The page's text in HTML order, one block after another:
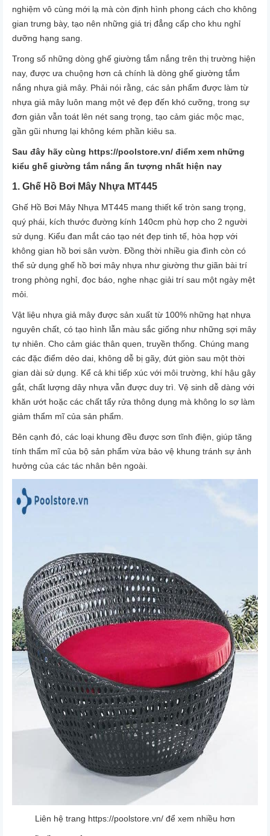
nghiệm vô cùng mới lạ mà còn định hình phong cách cho không
gian trưng bày, tạo nên những giá trị đẳng cấp cho khu nghỉ
dưỡng hạng sang.
Trong số những dòng ghế giường tắm nắng trên thị trường hiện
nay, được ưa chuộng hơn cả chính là dòng ghế giường tắm
nắng nhựa giả mây. Phải nói rằng, các sản phẩm được làm từ
nhựa giả mây luôn mang một vẻ đẹp đến khó cưỡng, trong sự
đơn giản vẫn toát lên nét sang trọng, tạo cảm giác mộc mạc,
gần gũi nhưng lại không kém phần kiêu sa.
Sau đây hãy cùng https://poolstore.vn/ điểm xem những
kiểu ghế giường tắm nắng ấn tượng nhất hiện nay
1. Ghế Hồ Bơi Mây Nhựa MT445
Ghế Hồ Bơi Mây Nhựa MT445 mang thiết kế tròn sang trọng,
quý phái, kích thước đường kính 140cm phù hợp cho 2 người
sử dụng. Kiểu đan mắt cáo tạo nét đẹp tinh tế, hòa hợp với
không gian hồ bơi sân vườn. Đồng thời nhiều gia đình còn có
thể sử dụng ghế hồ bơi mây nhựa như giường thư giãn bài trí
trong phòng nghỉ, đọc báo, nghe nhạc giải trí sau một ngày mệt
mỏi.
Vật liệu nhựa giả mây được sản xuất từ 100% những hạt nhựa
nguyên chất, có tạo hình lẫn màu sắc giống như những sợi mây
tự nhiên. Cho cảm giác thân quen, truyền thống. Chúng mang
các đặc điểm dẻo dai, không dễ bị gãy, đứt giòn sau một thời
gian dài sử dụng. Kể cả khi tiếp xúc với môi trường, khí hậu gây
gắt, chất lượng dây nhựa vẫn được duy trì. Vệ sinh dễ dàng với
khăn ướt hoặc các chất tẩy rửa thông dụng mà không lo sợ làm
giảm thẩm mĩ của sản phẩm.
Bên cạnh đó, các loại khung đều được sơn tĩnh điện, giúp tăng
tính thẩm mĩ của bộ sản phẩm vừa bảo vệ khung tránh sự ảnh
hưởng của các tác nhân bên ngoài.
Liên hệ trang https://poolstore.vn/ để xem nhiều hơn